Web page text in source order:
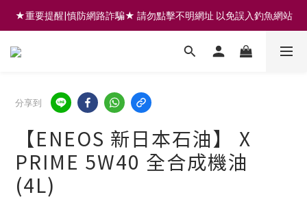
註冊會員享200元購物金 | 全館滿999免運 | 可門市取貨/安裝
★重要提醒|慎防網路詐騙★ 請勿點擊不明網址 以免誤入釣魚網站
註冊會員享200元購物金 | 全館滿999免運 | 可門市取貨/安裝
分享到
【ENEOS 新日本石油】 X
PRIME 5W40 全合成機油
(4L)